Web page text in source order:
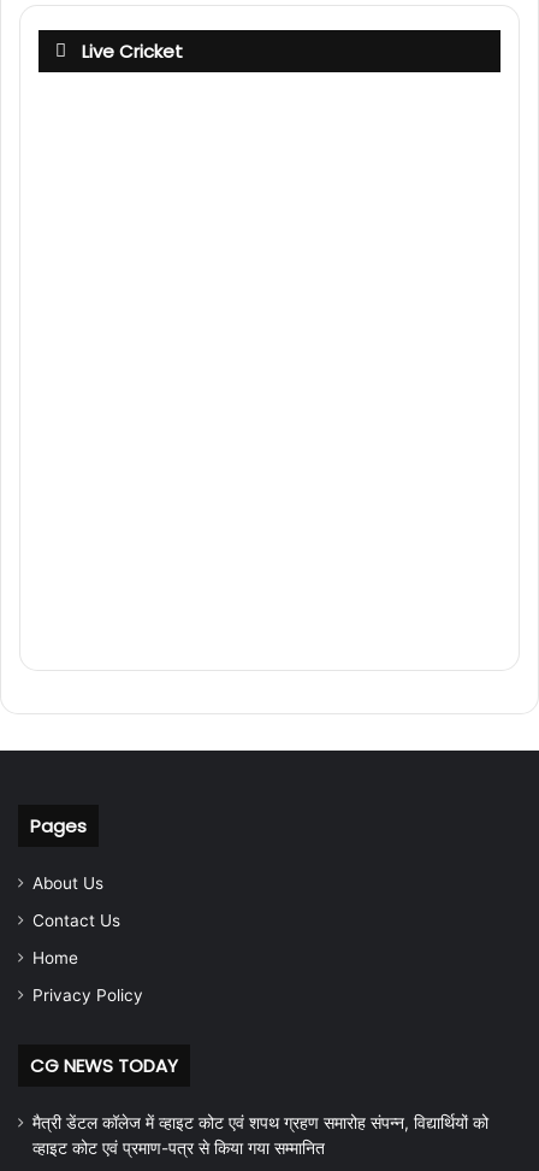
Live Cricket
Pages
About Us
Contact Us
Home
Privacy Policy
CG NEWS TODAY
मैत्री डेंटल कॉलेज में व्हाइट कोट एवं शपथ ग्रहण समारोह संपन्न, विद्यार्थियों को
व्हाइट कोट एवं प्रमाण-पत्र से किया गया सम्मानित